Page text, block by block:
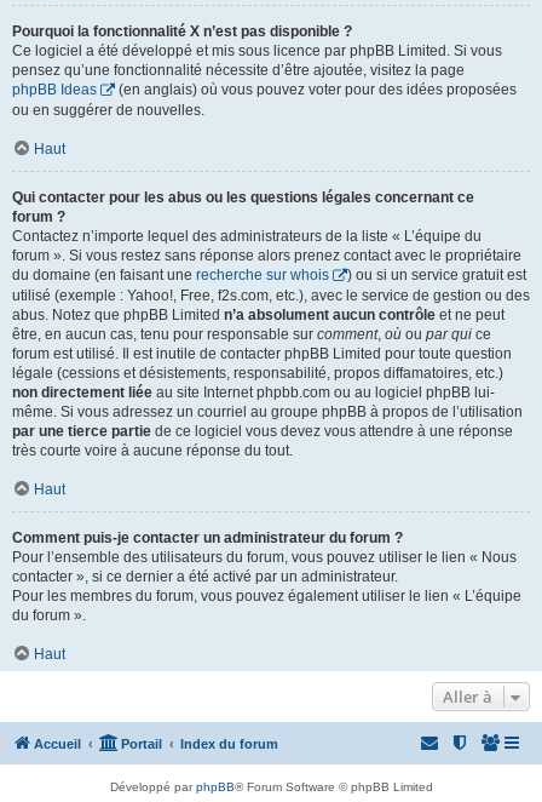
Pourquoi la fonctionnalité X n’est pas disponible ?
Ce logiciel a été développé et mis sous licence par phpBB Limited. Si vous
pensez qu’une fonctionnalité nécessite d’être ajoutée, visitez la page
phpBB Ideas
(en anglais) où vous pouvez voter pour des idées proposées
ou en suggérer de nouvelles.
Haut
Qui contacter pour les abus ou les questions légales concernant ce
forum ?
Contactez n’importe lequel des administrateurs de la liste « L’équipe du
forum ». Si vous restez sans réponse alors prenez contact avec le propriétaire
du domaine (en faisant une recherche sur whois
) ou si un service gratuit est
utilisé (exemple : Yahoo!, Free, f2s.com, etc.), avec le service de gestion ou des
abus. Notez que phpBB Limited n’a absolument aucun contrôle et ne peut
être, en aucun cas, tenu pour responsable sur comment, où ou par qui ce
forum est utilisé. Il est inutile de contacter phpBB Limited pour toute question
légale (cessions et désistements, responsabilité, propos diffamatoires, etc.)
non directement liée au site Internet phpbb.com ou au logiciel phpBB lui-
même. Si vous adressez un courriel au groupe phpBB à propos de l’utilisation
par une tierce partie de ce logiciel vous devez vous attendre à une réponse
très courte voire à aucune réponse du tout.
Haut
Comment puis-je contacter un administrateur du forum ?
Pour l’ensemble des utilisateurs du forum, vous pouvez utiliser le lien « Nous
contacter », si ce dernier a été activé par un administrateur.
Pour les membres du forum, vous pouvez également utiliser le lien « L’équipe
du forum ».
Haut
Aller à
Accueil Portail Index du forum
Développé parphpBB® Forum Software © phpBB Limited